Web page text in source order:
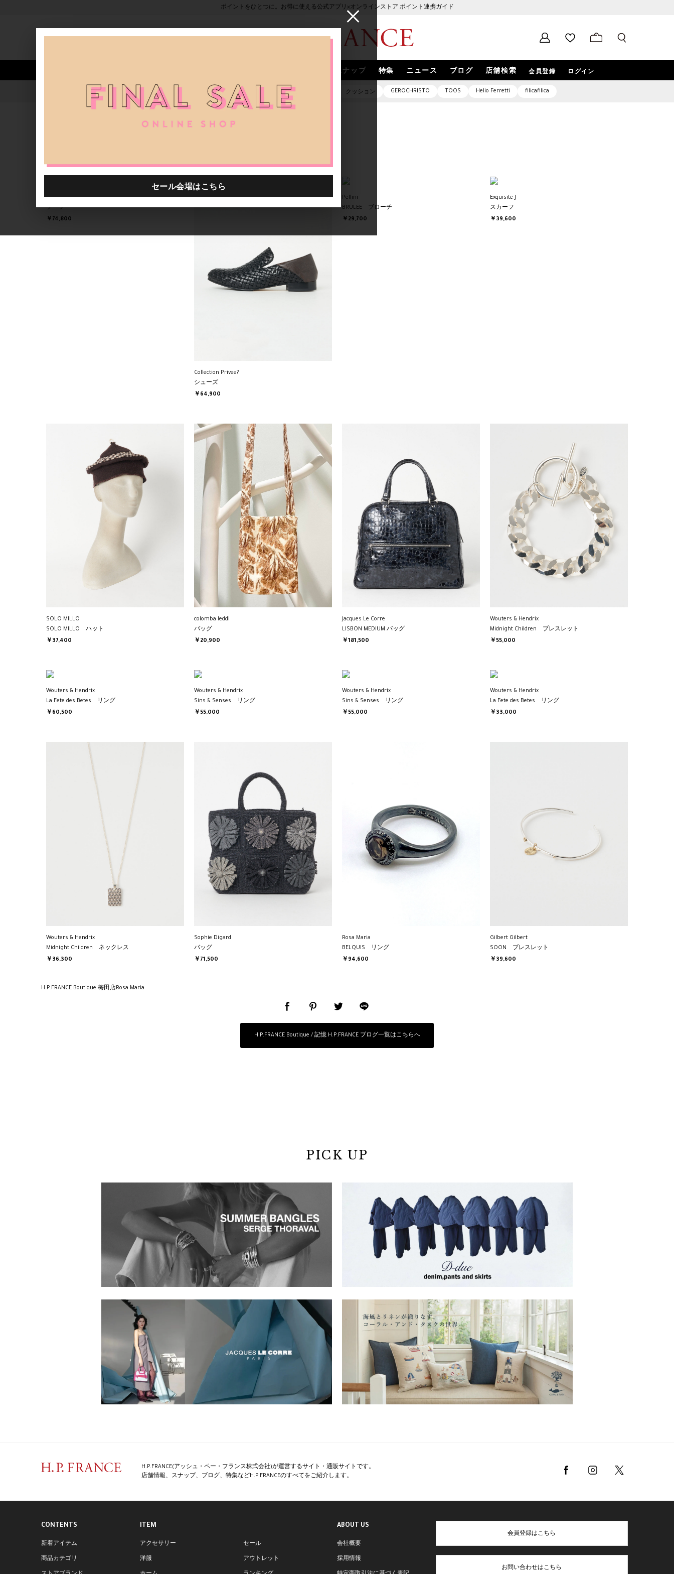
ポイントをひとつに。お得に使える公式アプリ×オンラインストア ポイント連携ガイド
スナップ 特集 ニュース ブログ 店舗検索 会員登録 ログイン
人気ワード セール 40th限定 ピアス バッグ クッション GEROCHRISTO TOOS Helio Ferretti filicafilica
Collection Privee?
ブーツ
￥74,800
Collection Privee?
シューズ
￥64,900
Pellini
BRULEE ブローチ
￥29,700
Exquisite J
スカーフ
￥39,600
SOLO MILLO
SOLO MILLO ハット
￥37,400
colomba leddi
バッグ
￥20,900
Jacques Le Corre
LISBON MEDIUM バッグ
￥181,500
Wouters & Hendrix
Midnight Children ブレスレット
￥55,000
Wouters & Hendrix
La Fete des Betes リング
￥60,500
Wouters & Hendrix
Sins & Senses リング
￥55,000
Wouters & Hendrix
Sins & Senses リング
￥55,000
Wouters & Hendrix
La Fete des Betes リング
￥33,000
Wouters & Hendrix
Midnight Children ネックレス
￥36,300
Sophie Digard
バッグ
￥71,500
Rosa Maria
BELQUIS リング
￥94,600
Gilbert Gilbert
SOON ブレスレット
￥39,600
H.P.FRANCE Boutique 梅田店Rosa Maria
H.P.FRANCE Boutique / 記憶 H.P.FRANCE ブログ一覧はこちらへ
PICK UP
H.P.FRANCE(アッシュ・ペー・フランス株式会社)が運営するサイト・通販サイトです。
店舗情報、スナップ、ブログ、特集などH.P.FRANCEのすべてをご紹介します。
CONTENTS
新着アイテム
商品カテゴリ
ITEM
アクセサリー
洋服
セール
アウトレット
ABOUT US
会社概要
採用情報
会員登録はこちら
お問い合わせはこちら